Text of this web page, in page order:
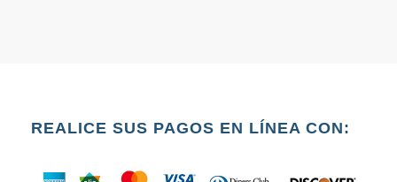
REALICE SUS PAGOS EN LÍNEA CON: